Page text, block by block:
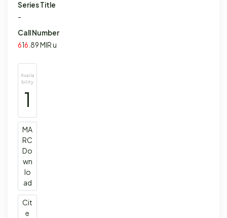
Series Title
-
Call Number
616 .89 MIR u
Availa
bility
1
MA
RC
Do
wn
lo
ad
Cit
e